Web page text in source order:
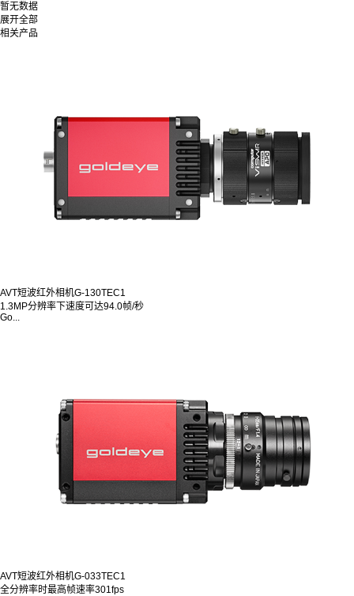
暂无数据
展开全部
相关产品
AVT短波红外相机G-130TEC1
1.3MP分辨率下速度可达94.0帧/秒
Go...
AVT短波红外相机G-033TEC1
全分辨率时最高帧速率301fps